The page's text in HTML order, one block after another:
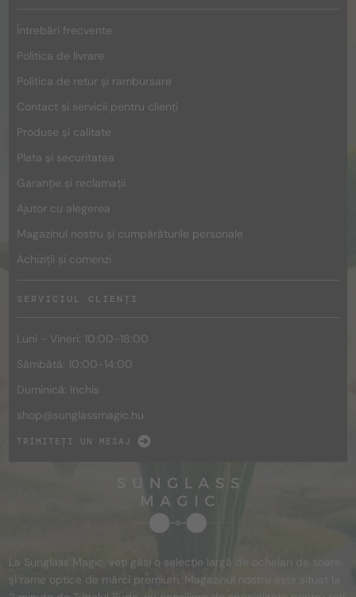
Întrebări frecvente
Politica de livrare
Politica de retur și rambursare
Contact și servicii pentru clienți
Produse și calitate
Plata și securitatea
Garanție și reclamații
Ajutor cu alegerea
Magazinul nostru și cumpărăturile personale
Achiziții și comenzi
SERVICIUL CLIENȚI
Luni - Vineri: 10:00-18:00
Sâmbătă: 10:00-14:00
Duminică: închis
shop@sunglassmagic.hu
TRIMITEȚI UN MESAJ
La Sunglass Magic, veți găsi o selecție largă de ochelari de soare
și rame optice de mărci premium. Magazinul nostru este situat la